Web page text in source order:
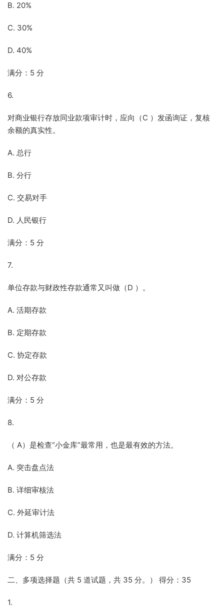
B. 20%
C. 30%
D. 40%
满分：5 分
6.
对商业银行存放同业款项审计时，应向（C ）发函询证，复核
余额的真实性。
A. 总行
B. 分行
C. 交易对手
D. 人民银行
满分：5 分
7.
单位存款与财政性存款通常又叫做（D ）。
A. 活期存款
B. 定期存款
C. 协定存款
D. 对公存款
满分：5 分
8.
（ A）是检查“小金库”最常用，也是最有效的方法。
A. 突击盘点法
B. 详细审核法
C. 外延审计法
D. 计算机筛选法
满分：5 分
二、多项选择题（共 5 道试题，共 35 分。） 得分：35
1.